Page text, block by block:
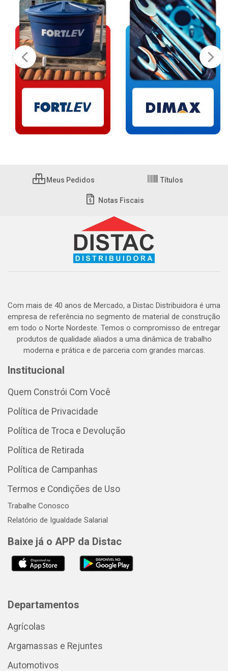
Meus Pedidos Títulos
Notas Fiscais
Com mais de 40 anos de Mercado, a Distac Distribuidora é uma
empresa de referência no segmento de material de construção
em todo o Norte Nordeste. Temos o compromisso de entregar
produtos de qualidade aliados a uma dinâmica de trabalho
moderna e prática e de parceria com grandes marcas.
Institucional
Quem Constrói Com Você
Política de Privacidade
Política de Troca e Devolução
Política de Retirada
Política de Campanhas
Termos e Condições de Uso
Trabalhe Conosco
Relatório de Igualdade Salarial
Baixe já o APP da Distac
Departamentos
Agrícolas
Argamassas e Rejuntes
Automotivos